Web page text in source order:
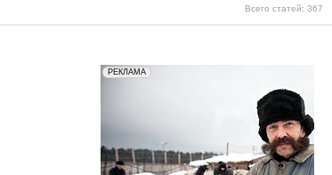
Всего статей: 367